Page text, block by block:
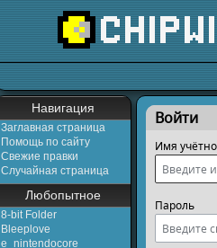
Навигация
Заглавная страница
Помощь по сайту
Свежие правки
Случайная страница
Любопытное
8-bit Folder
Bleeplove
e_nintendocore
Перейти к:
Войти
Имя
Пароль